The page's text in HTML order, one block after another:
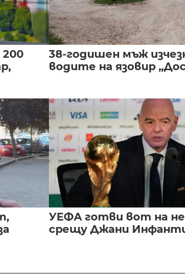
38-годишен мъж
водите на язовир
УЕФА готви вот на
срещу Джани